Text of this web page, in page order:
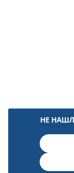
НЕ